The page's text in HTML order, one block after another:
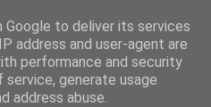
to deliver its services
address and user-agent are
performance and security
generate usage
address abuse.